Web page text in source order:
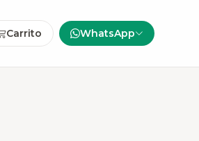
Carrito WhatsApp